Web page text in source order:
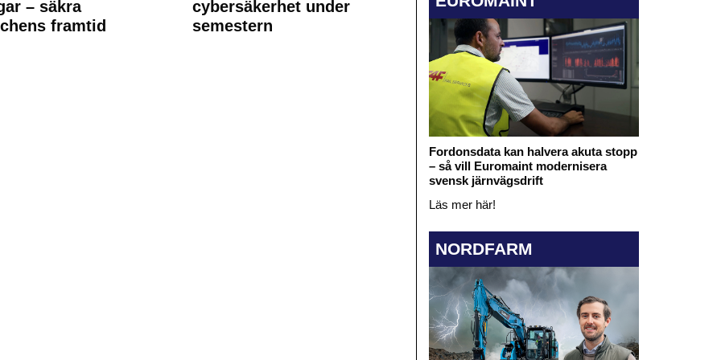
– säkra
framtid
cybersäkerhet under
semestern
Fordonsdata kan halvera akuta stopp
– så vill Euromaint modernisera
svensk järnvägsdrift
Läs mer här!
NORDFARM